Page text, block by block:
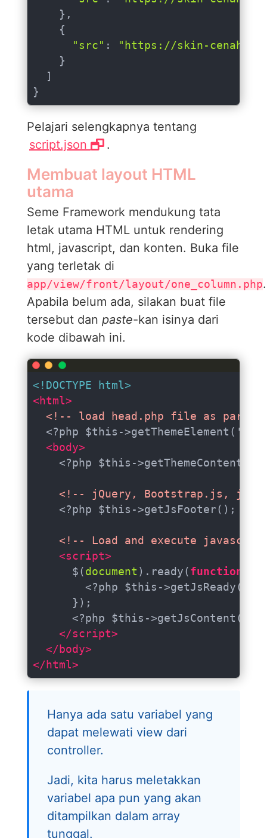
    },
    {
"src" :
"https://skin-
    }
  ]
}
Pelajari selengkapnya tentang
script.json
.
Membuat layout HTML
utama
Seme Framework mendukung tata
letak utama HTML untuk rendering
html, javascript, dan konten. Buka file
yang terletak di
app/view/front/layout/one_column.php.
Apabila belum ada, silakan buat file
tersebut dan paste-kan isinya dari
kode dibawah ini.
<!DOCTYPE html>
< html>
<!-- load head.php file as
<?php $this-
< body>
<?php $this->getThemeContent()
<!-- jQuery, Bootstrap.js,
    <?php $this->getJsFooter(); ?>
<!-- Load and execute
<script>
      $(
document ).ready( function
<?php $this->getJsReady();
      });
<?php $this->getJsContent();
</script>
</ body>
</ html>
Hanya ada satu variabel yang
dapat melewati view dari
controller.
Jadi, kita harus meletakkan
variabel apa pun yang akan
ditampilkan dalam array
tunggal.